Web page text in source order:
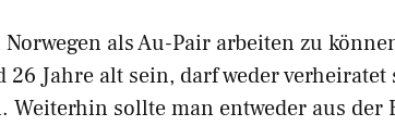
als Au-Pair arbeiten zu
26 Jahre alt sein, darf weder
Weiterhin sollte man entweder aus der